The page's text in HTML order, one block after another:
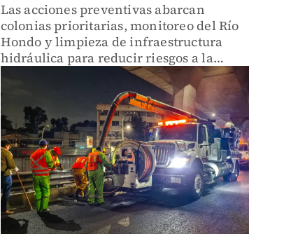
Las acciones preventivas abarcan
colonias prioritarias, monitoreo del Río
Hondo y limpieza de infraestructura
hidráulica para reducir riesgos a la